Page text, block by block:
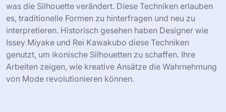
was die Silhouette verändert. Diese Techniken erlauben
es, traditionelle Formen zu hinterfragen und neu zu
interpretieren. Historisch gesehen haben Designer wie
Issey Miyake und Rei Kawakubo diese Techniken
genutzt, um ikonische Silhouetten zu schaffen. Ihre
Arbeiten zeigen, wie kreative Ansätze die Wahrnehmung
von Mode revolutionieren können.